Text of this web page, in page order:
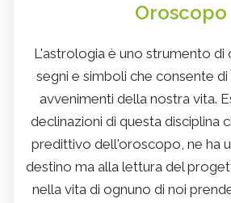
Oroscopo
L'astrologia è uno strumento di
segni e simboli che consente di
avvenimenti della nostra vita.
declinazioni di questa disciplina
predittivo dell'oroscopo, ne ha
destino ma alla lettura del
nella vita di ognuno di noi